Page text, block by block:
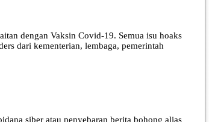
dengan Vaksin Covid-19. Semua isu hoaks
dari kementerian, lembaga, pemerintah
siber atau penyebaran berita bohong alias